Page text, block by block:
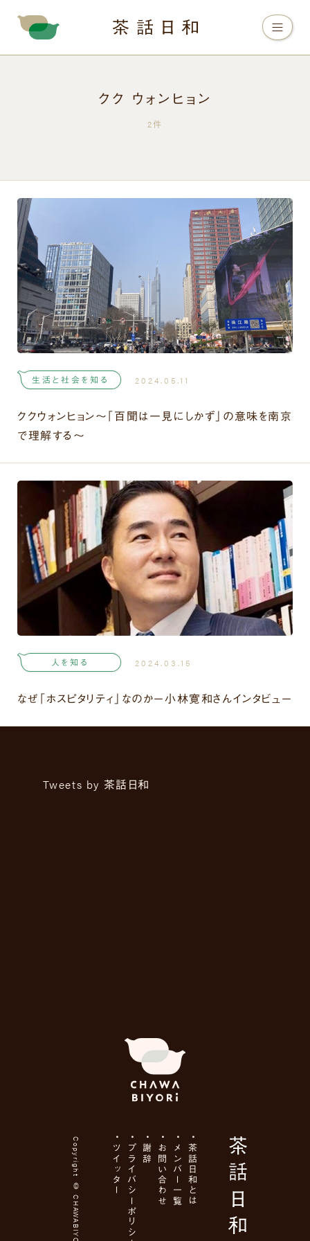
クク ウォンヒョン
2件
ククウォンヒョン〜「百聞は一見にしかず」の意味を南京
で理解する〜
2024.05.11
生活と社会を知る
なぜ「ホスピタリティ」なのかー小林寛和さんインタビュー
2024.03.15
人を知る
Tweets by 茶話日和
茶話日和とは
メンバー一覧
お問い合わせ
謝辞
プライバシーポリシー
ツイッター
Copyright ©
CHAWABIYORI